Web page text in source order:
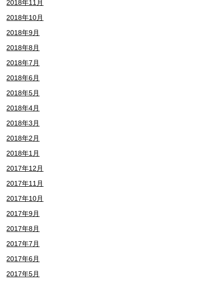
2018年11月
2018年10月
2018年9月
2018年8月
2018年7月
2018年6月
2018年5月
2018年4月
2018年3月
2018年2月
2018年1月
2017年12月
2017年11月
2017年10月
2017年9月
2017年8月
2017年7月
2017年6月
2017年5月